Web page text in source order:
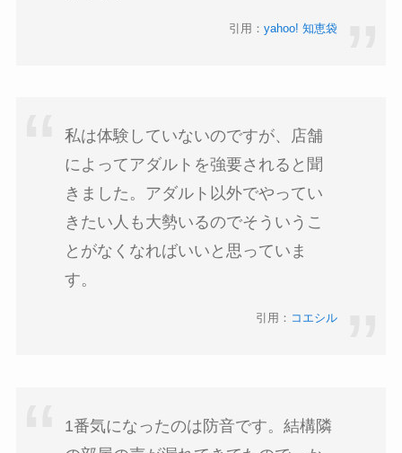
引用：yahoo! 知恵袋
私は体験していないのですが、店舗
によってアダルトを強要されると聞
きました。アダルト以外でやってい
きたい人も大勢いるのでそういうこ
とがなくなればいいと思っていま
す。
引用： コエシル
1番気になったのは防音です。結構隣